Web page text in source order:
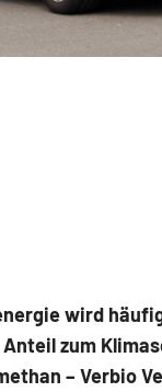
wird
zum
– Verbio